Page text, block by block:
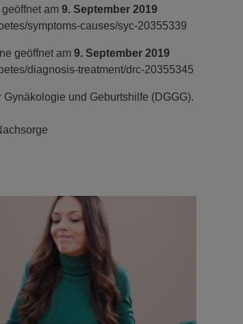
am 9. September 2019
symptoms-causes/syc-20355339
geöffnet am 9. September 2019
diagnosis-treatment/drc-20355345
und Geburtshilfe (DGGG).